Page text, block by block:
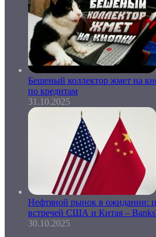
Бешеный коллектор жмет на
по кредитам
31.10.2025
Нефтяной рынок в ожидании:
встречей США и Китая –
30.10.2025